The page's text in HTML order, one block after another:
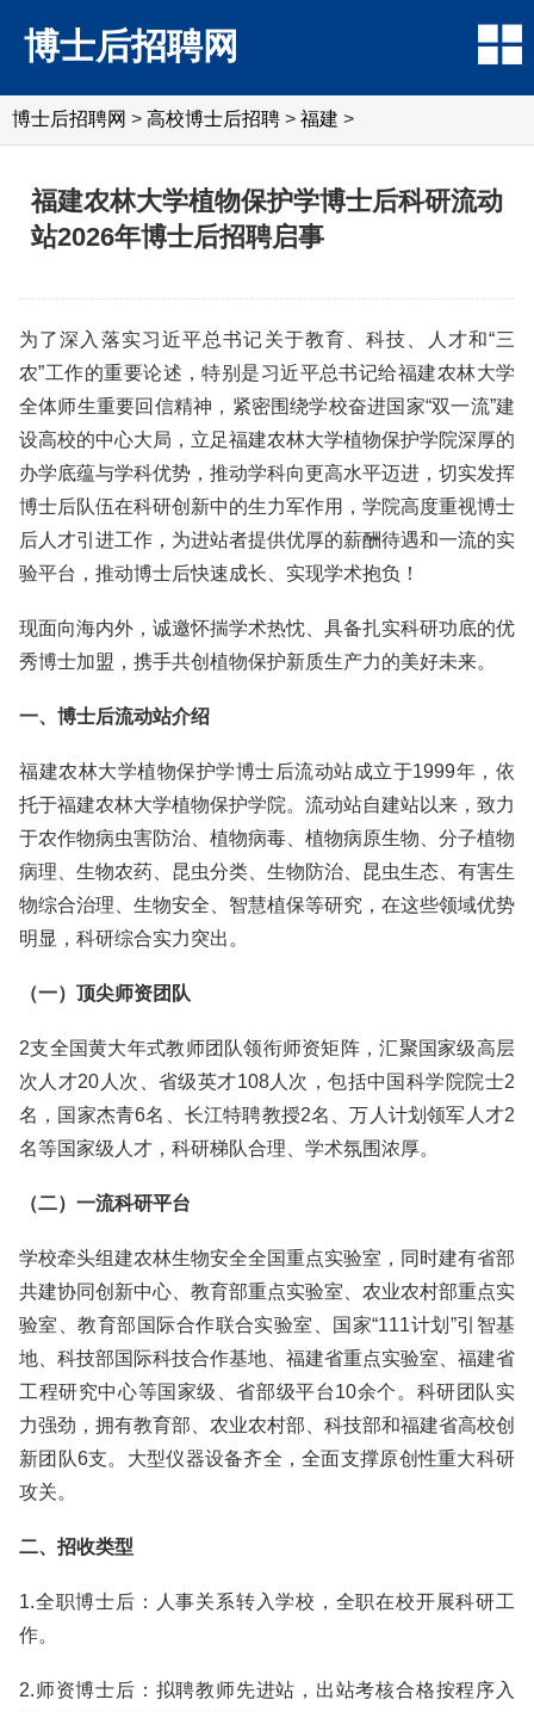
博士后招聘网
博士后招聘网 > 高校博士后招聘 > 福建 >
福建农林大学植物保护学博士后科研流动
站2026年博士后招聘启事
为了深入落实习近平总书记关于教育、科技、人才和“三
农”工作的重要论述，特别是习近平总书记给福建农林大学
全体师生重要回信精神，紧密围绕学校奋进国家“双一流”建
设高校的中心大局，立足福建农林大学植物保护学院深厚的
办学底蕴与学科优势，推动学科向更高水平迈进，切实发挥
博士后队伍在科研创新中的生力军作用，学院高度重视博士
后人才引进工作，为进站者提供优厚的薪酬待遇和一流的实
验平台，推动博士后快速成长、实现学术抱负！
现面向海内外，诚邀怀揣学术热忱、具备扎实科研功底的优
秀博士加盟，携手共创植物保护新质生产力的美好未来。
一、博士后流动站介绍
福建农林大学植物保护学博士后流动站成立于1999年，依
托于福建农林大学植物保护学院。流动站自建站以来，致力
于农作物病虫害防治、植物病毒、植物病原生物、分子植物
病理、生物农药、昆虫分类、生物防治、昆虫生态、有害生
物综合治理、生物安全、智慧植保等研究，在这些领域优势
明显，科研综合实力突出。
（一）顶尖师资团队
2支全国黄大年式教师团队领衔师资矩阵，汇聚国家级高层
次人才20人次、省级英才108人次，包括中国科学院院士2
名，国家杰青6名、长江特聘教授2名、万人计划领军人才2
名等国家级人才，科研梯队合理、学术氛围浓厚。
（二）一流科研平台
学校牵头组建农林生物安全全国重点实验室，同时建有省部
共建协同创新中心、教育部重点实验室、农业农村部重点实
验室、教育部国际合作联合实验室、国家“111计划”引智基
地、科技部国际科技合作基地、福建省重点实验室、福建省
工程研究中心等国家级、省部级平台10余个。科研团队实
力强劲，拥有教育部、农业农村部、科技部和福建省高校创
新团队6支。大型仪器设备齐全，全面支撑原创性重大科研
攻关。
二、招收类型
1.全职博士后：人事关系转入学校，全职在校开展科研工
作。
2.师资博士后：拟聘教师先进站，出站考核合格按程序入